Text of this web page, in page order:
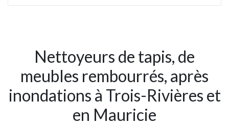
Nettoyeurs de tapis, de
meubles rembourrés, après
inondations à Trois-Rivières et
en Mauricie